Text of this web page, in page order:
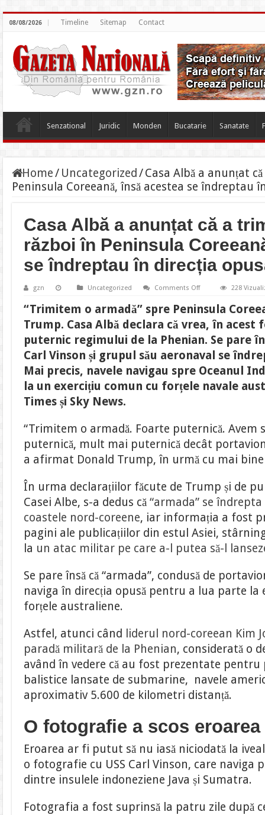
08/08/2026 Timeline Sitemap Contact
Senzational Juridic Monden Bucatarie Sanatate
Home/ Uncategorized /Casa Albă a anunțat
Peninsula Coreeană, însă acestea se îndreptau
Casa Albă a anunțat că a
război în Peninsula
se îndreptau în direcția
gzn Uncategorized Comments Offon
a
anunțat
că
trimis
nave
de
în
Peninsula
Coreeană,
în
direcția
opusă
228
“Trimitem o armadă” spre Peninsula
Trump. Casa Albă declara că vrea, în
puternic regimului de la Phenian. Se pare
Carl Vinson și grupul său aeronaval se
Mai precis, navele navigau spre Oceanul
la un exercițiu comun cu forțele navale
Times și Sky News.
“Trimitem o armadă. Foarte puternică. Avem
puternică, mult mai puternică decât
a afirmat Donald Trump, în urmă cu mai bine
În urma declarațiilor făcute de Trump și de
Casei Albe, s-a dedus că“armada” se
coastele nord-coreene, iar informația a fost
pagini ale publicațiilor din estul Asiei,
la un atac militar pe care a-l putea să-l
Se pare însă că “armada”, condusă de
naviga în direcția opusă pentru a lua parte la
forțele australiene.
Astfel, atunci când
liderul nord-coreean Kim
paradă militară de la Phenian, considerată o
având în vedere că au fost prezentate pentru
balistice lansate de submarine, navele
aproximativ 5.600 de kilometri distanță.
O fotografie a scos
Eroarea ar fi putut să nu iasă niciodată la
o fotografie cu USS Carl Vinson, care naviga
dintre insulele indoneziene Java și Sumatra.
Fotografia a fost suprinsă la patru zile după